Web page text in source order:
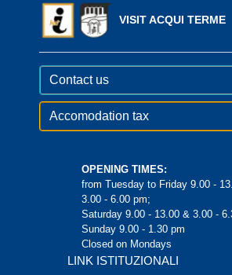
VISIT ACQUI TERME
Contact us
Accomodation tax
OPENING TIMES:
from Tuesday to Friday 9.00 -
3.00 - 6.00 pm;
Saturday 9.00 - 13.00 & 3.00 -
Sunday 9.00 - 1.30 pm
Closed on Mondays
LINK ISTITUZIONALI